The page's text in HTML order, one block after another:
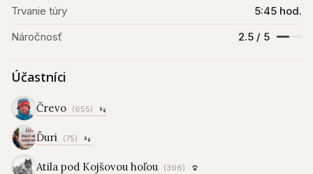
Trvanie túry
5:45 hod.
Náročnosť
2.5 / 5
Účastníci
Črevo (655)
Ďuri (75)
Atila pod Kojšovou hoľou (396)